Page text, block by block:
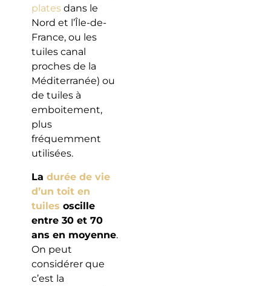
platesdans le
Nord et l’Île-de-
France, ou les
tuiles canal
proches de la
Méditerranée) ou
de tuiles à
emboitement,
plus
fréquemment
utilisées.
La durée de vie
d’un toit en
tuiles oscille
entre 30 et 70
ans en moyenne.
On peut
considérer que
c’est la